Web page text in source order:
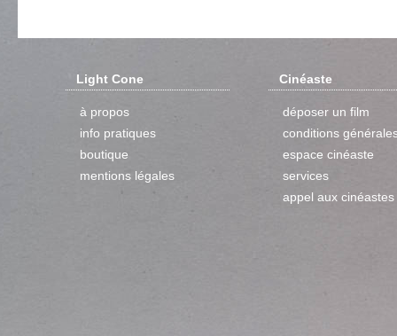
Light Cone
à propos
info pratiques
boutique
mentions légales
Cinéaste
déposer un film
conditions
espace cinéaste
services
appel aux cinéastes